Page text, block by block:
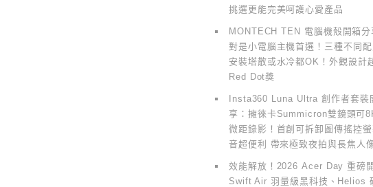
挑選更能完美呵護心愛產品
MONTECH TEN 電腦機殼開箱分
對是小電腦主機首選！三種不同
安裝塔散或水冷都OK！外觀設計
Red Dot獎
Insta360 Luna Ultra 創作者套裝
享：擁徠卡Summicron雙鏡頭可
微距錄影！首創可拆卸圖傳搖控
音超便利 帶來極致夜拍與長焦人
效能解放！2026 Acer Day 重磅
Swift Air 羽量級黑科技、Helios